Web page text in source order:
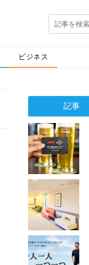
ビジネス
記事